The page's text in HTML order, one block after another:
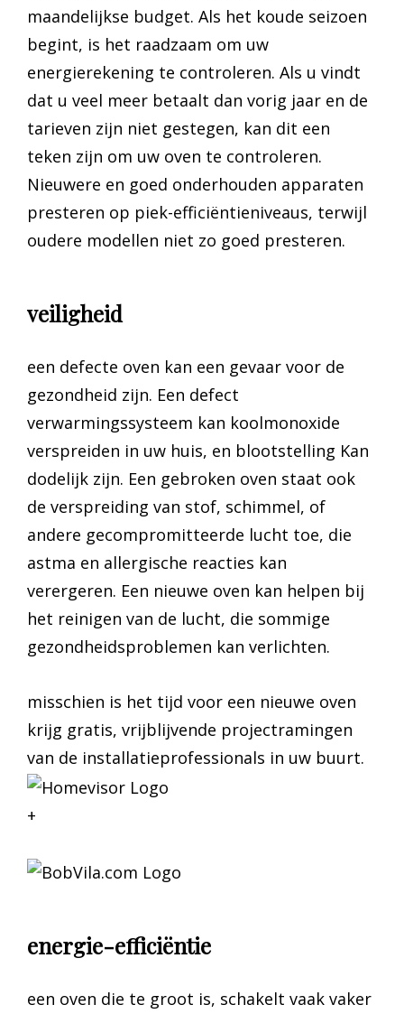
maandelijkse budget. Als het koude seizoen
begint, is het raadzaam om uw
energierekening te controleren. Als u vindt
dat u veel meer betaalt dan vorig jaar en de
tarieven zijn niet gestegen, kan dit een
teken zijn om uw oven te controleren.
Nieuwere en goed onderhouden apparaten
presteren op piek-efficiëntieniveaus, terwijl
oudere modellen niet zo goed presteren.
veiligheid
een defecte oven kan een gevaar voor de
gezondheid zijn. Een defect
verwarmingssysteem kan koolmonoxide
verspreiden in uw huis, en blootstelling Kan
dodelijk zijn. Een gebroken oven staat ook
de verspreiding van stof, schimmel, of
andere gecompromitteerde lucht toe, die
astma en allergische reacties kan
verergeren. Een nieuwe oven kan helpen bij
het reinigen van de lucht, die sommige
gezondheidsproblemen kan verlichten.
misschien is het tijd voor een nieuwe oven
krijg gratis, vrijblijvende projectramingen
van de installatieprofessionals in uw buurt.
+
energie-efficiëntie
een oven die te groot is, schakelt vaak vaker